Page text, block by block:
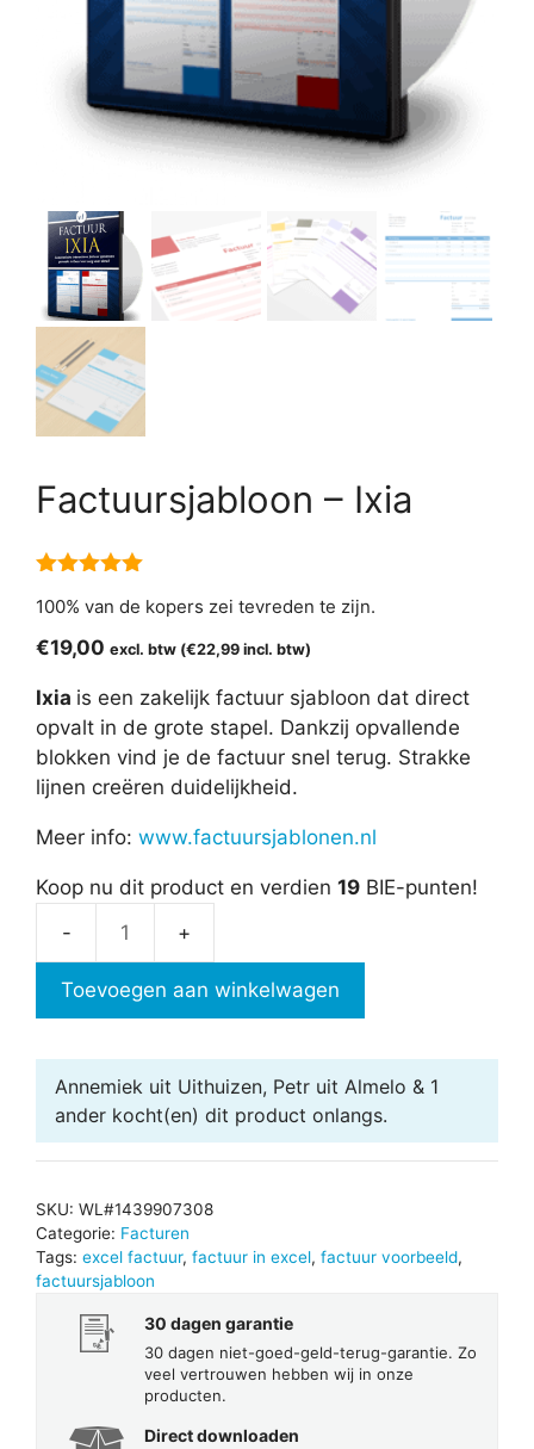
Factuursjabloon – Ixia
100% van de kopers zei tevreden te zijn.
€19,00 excl. btw (€22,99 incl. btw)
Ixia is een zakelijk factuur sjabloon dat direct
opvalt in de grote stapel. Dankzij opvallende
blokken vind je de factuur snel terug. Strakke
lijnen creëren duidelijkheid.
Meer info: www.factuursjablonen.nl
Koop nu dit product en verdien 19 BIE-punten!
Ixia
Toevoegen aan winkelwagen
Annemiek uit Uithuizen, Petr uit Almelo & 1
ander kocht(en) dit product onlangs.
SKU: WL#1439907308
Categorie: Facturen
Tags: excel factuur, factuur in excel, factuur voorbeeld,
factuursjabloon
30 dagen garantie
30 dagen niet-goed-geld-terug-garantie. Zo
veel vertrouwen hebben wij in onze
producten.
Direct downloaden